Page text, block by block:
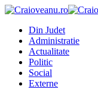
Din Judet
Administratie
Actualitate
Politic
Social
Externe